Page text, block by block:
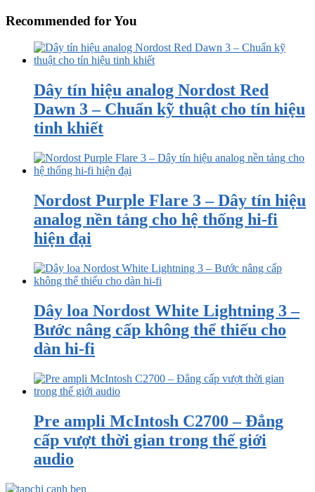
Recommended for You
Dây tín hiệu analog Nordost Red
Dawn 3 – Chuẩn kỹ thuật cho tín hiệu
tinh khiết
Nordost Purple Flare 3 – Dây tín hiệu
analog nền tảng cho hệ thống hi-fi
hiện đại
Dây loa Nordost White Lightning 3 –
Bước nâng cấp không thể thiếu cho
dàn hi-fi
Pre ampli McIntosh C2700 – Đẳng
cấp vượt thời gian trong thế giới
audio